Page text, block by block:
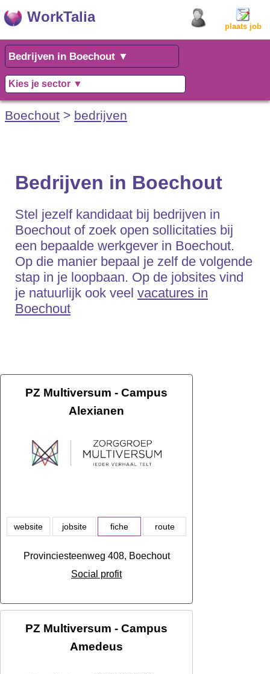
WorkTalia
plaats job
Boechout > bedrijven
Bedrijven in Boechout
Stel jezelf kandidaat bij bedrijven in
Boechout of zoek open sollicitaties bij
een bepaalde werkgever in Boechout.
Op die manier bepaal je zelf de volgende
stap in je loopbaan. Op de jobsites vind
je natuurlijk ook veel vacatures in
Boechout
PZ Multiversum - Campus
Alexianen
website jobsite fiche route
Provinciesteenweg 408, Boechout
Social profit
PZ Multiversum - Campus
Amedeus